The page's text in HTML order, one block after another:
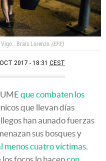
Brais Lorenzo EFE
2017 - 18:31 CEST
que combaten los
que llevan días
han aunado fuerzas
sus bosques y
menos cuatro víctimas
focos lo hacencon